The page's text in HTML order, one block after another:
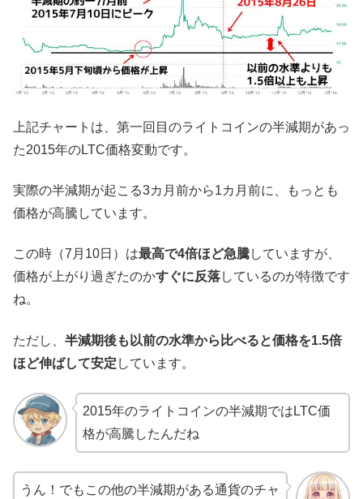
上記チャートは、第一回目のライトコインの半減期があっ
た2015年のLTC価格変動です。
実際の半減期が起こる3カ月前から1カ月前に、もっとも
価格が高騰しています。
この時（7月10日）は最高で4倍ほど急騰していますが、
価格が上がり過ぎたのかすぐに反落しているのが特徴です
ね。
ただし、 半減期後も以前の水準から比べると価格を1.5倍
ほど伸ばして安定 しています。
2015年のライトコインの半減期ではLTC価
格が高騰したんだね
うん！でもこの他の半減期がある通貨のチャ